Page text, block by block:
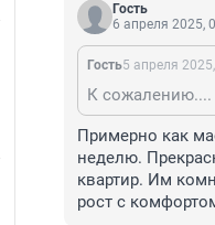
Гость
6 апреля 2025,
Гость5 апреля
К сожалению....
Примерно как
неделю.
квартир. Им
рост с